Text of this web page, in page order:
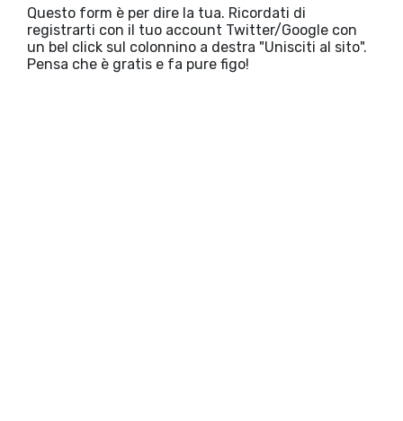
Questo form è per dire la tua. Ricordati di
registrarti con il tuo account Twitter/Google con
un bel click sul colonnino a destra "Unisciti al sito".
Pensa che è gratis e fa pure figo!